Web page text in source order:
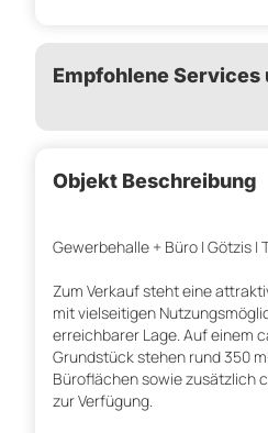
Empfohlene
Objekt Beschreibung
Gewerbehalle + Büro | Götzis |
Zum Verkauf steht eine
mit vielseitigen
erreichbarer Lage. Auf einem
Grundstück stehen rund 350
Büroflächen sowie zusätzlich
zur Verfügung.